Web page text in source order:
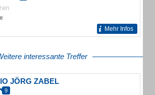
Mehr Infos
interessante Treffer
JÖRG ZABEL
9